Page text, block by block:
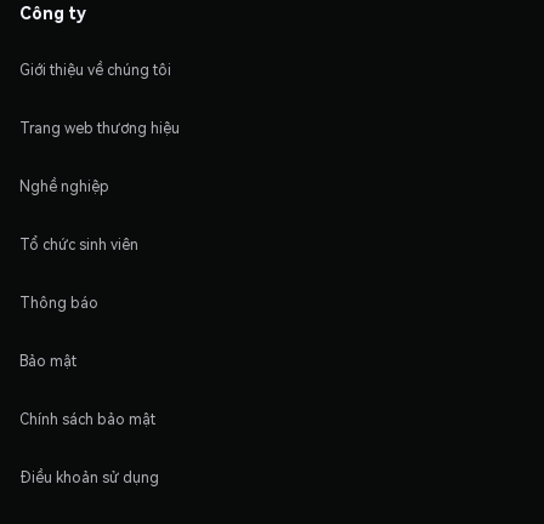
Công ty
Giới thiệu về chúng tôi
Trang web thương hiệu
Nghề nghiệp
Tổ chức sinh viên
Thông báo
Bảo mật
Chính sách bảo mật
Điều khoản sử dụng